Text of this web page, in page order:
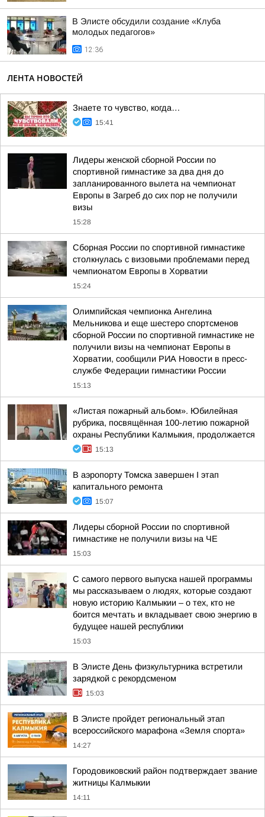
В Элисте обсудили создание «Клуба
молодых педагогов»
12:36
ЛЕНТА НОВОСТЕЙ
Знаете то чувство, когда…
15:41
Лидеры женской сборной России по
спортивной гимнастике за два дня до
запланированного вылета на чемпионат
Европы в Загреб до сих пор не получили
визы
15:28
Сборная России по спортивной гимнастике
столкнулась с визовыми проблемами перед
чемпионатом Европы в Хорватии
15:24
Олимпийская чемпионка Ангелина
Мельникова и еще шестеро спортсменов
сборной России по спортивной гимнастике не
получили визы на чемпионат Европы в
Хорватии, сообщили РИА Новости в пресс-
службе Федерации гимнастики России
15:13
«Листая пожарный альбом». Юбилейная
рубрика, посвящённая 100-летию пожарной
охраны Республики Калмыкия, продолжается
15:13
В аэропорту Томска завершен I этап
капитального ремонта
15:07
Лидеры сборной России по спортивной
гимнастике не получили визы на ЧЕ
15:03
С самого первого выпуска нашей программы
мы рассказываем о людях, которые создают
новую историю Калмыкии – о тех, кто не
боится мечтать и вкладывает свою энергию в
будущее нашей республики
15:03
В Элисте День физкультурника встретили
зарядкой с рекордсменом
15:03
В Элисте пройдет региональный этап
всероссийского марафона «Земля спорта»
14:27
Городовиковский район подтверждает звание
житницы Калмыкии
14:11